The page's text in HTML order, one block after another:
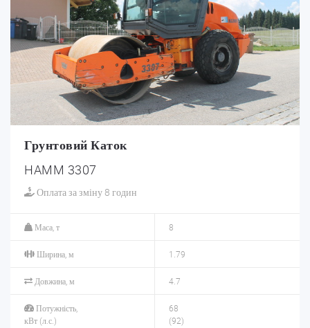
Грунтовий Каток
HAMM 3307
Оплата за зміну 8 годин
Маса, т 8
Ширина, м 1.79
Довжина, м 4.7
Потужність,
кВт (л.с.)
68
(92)